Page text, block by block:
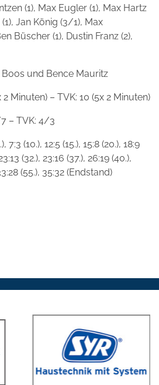
(1), Max Eugler (1), Max Hartz
Jan König (3/1), Max
Büscher (1), Dustin Franz (2),
und Bence Mauritz
Minuten) – TVK: 10 (5x 2 Minuten)
– TVK: 4/3
7:3 (10.), 12:5 (15.), 15:8 (20.), 18:9
(32.), 23:16 (37.), 26:19 (40.),
(55.), 35:32 (Endstand)